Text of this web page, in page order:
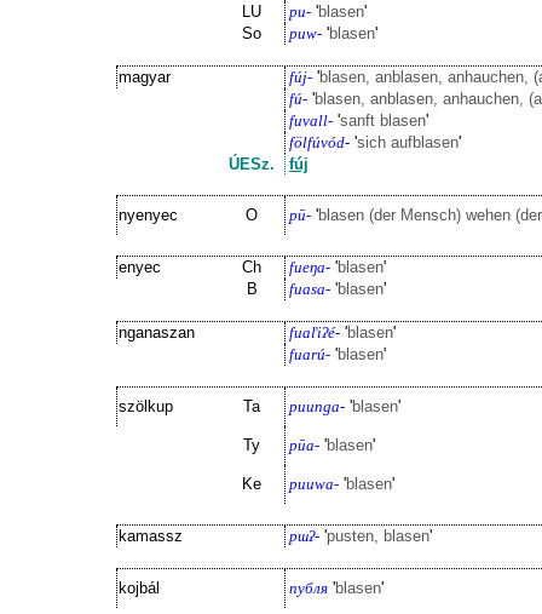
LU
pu- 'blasen'
So
puw- 'blasen'
magyar fúj- 'blasen, anblasen, anhauchen,
fú- 'blasen, anblasen, anhauchen,
fuvall- 'sanft blasen'
fölfúvód- 'sich aufblasen'
ÚESz.
fúj
nyenyec O pū- 'blasen (der Mensch) wehen
enyec Ch fueŋa- 'blasen'
B
fuasa- 'blasen'
nganaszan fuaľiʔé- 'blasen'
fuarú- 'blasen'
szölkup Ta puunga- 'blasen'
Ty pūa- 'blasen'
Ke puuwa- 'blasen'
kamassz pɯʔ- 'pusten, blasen'
kojbál публя 'blasen'